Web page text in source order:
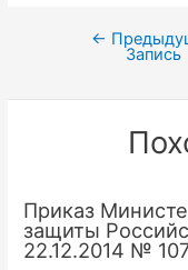
Навигация
записям
←
Запись
Приказ
защиты
22.12.2014 №